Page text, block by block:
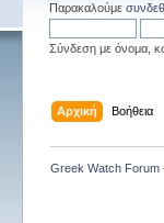
Παρακαλούμε
Σύνδεση με όνομα,
Αρχική Βοήθεια
Greek Watch Forum